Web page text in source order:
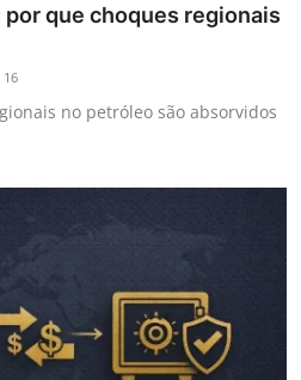
que choques regionais
16
no petróleo são absorvidos